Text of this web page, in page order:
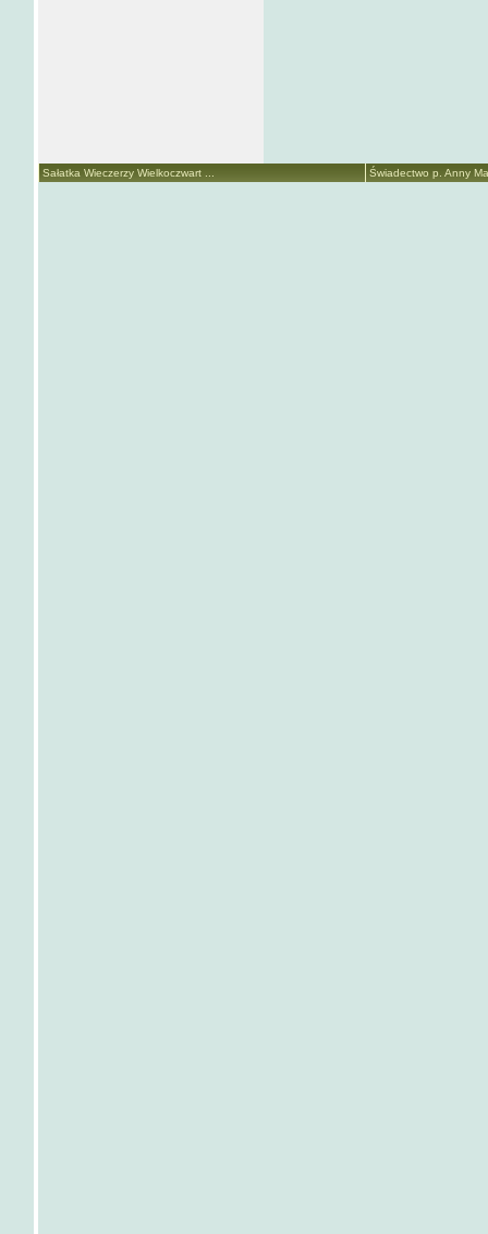
Sałatka Wieczerzy Wielkoczwart ... Świadectwo p. Anny